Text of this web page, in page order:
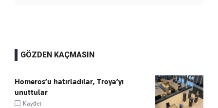
GÖZDEN KAÇMASIN
Homeros’u hatırladılar, Troya’yı
unuttular
Kaydet